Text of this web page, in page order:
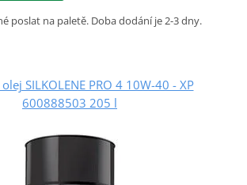
poslat na paletě. Doba dodání je 2-3 dny.
SILKOLENE PRO 4 10W-40 - XP
600888503 205 l